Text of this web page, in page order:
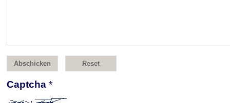
Captcha *